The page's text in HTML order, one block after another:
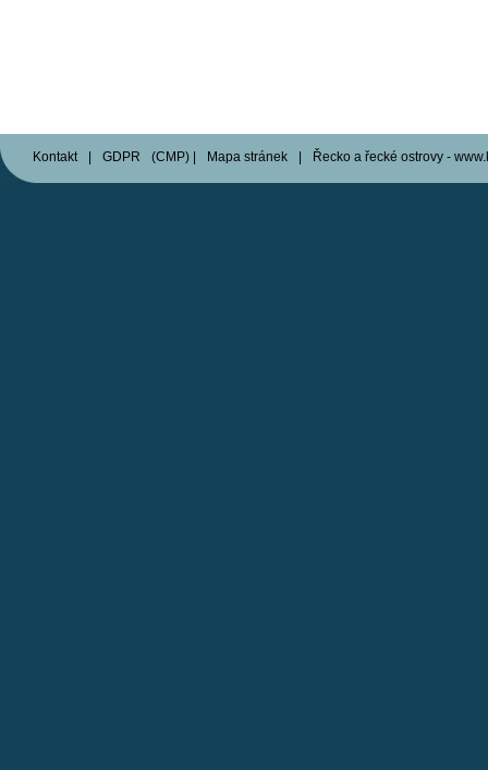
Kontakt GDPR (CMP) Mapa stránek Řecko a řecké ostrovy -